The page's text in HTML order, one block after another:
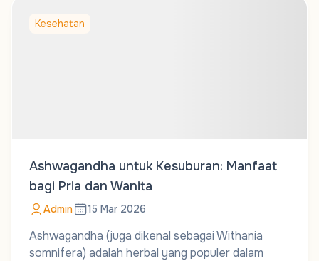
Kesehatan
Ashwagandha untuk Kesuburan: Manfaat
bagi Pria dan Wanita
Admin 15 Mar 2026
Ashwagandha (juga dikenal sebagai Withania
somnifera) adalah herbal yang populer dalam